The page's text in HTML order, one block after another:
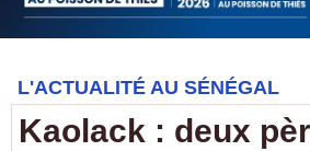
L'ACTUALITÉ AU SÉNÉGAL
Kaolack : deux